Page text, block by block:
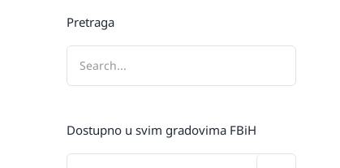
Pretraga
Dostupno u svim gradovima FBiH